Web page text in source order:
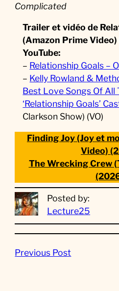
Complicated
Trailer et vidéo de
(Amazon Prime
YouTube:
– Relationship Goals –
– Kelly Rowland &
Best Love Songs Of All
‘Relationship Goals’
Clarkson Show) (VO)
Finding Joy (Joy et
Video)
The Wrecking Crew
Posted by:
Lecture25
Previous Post